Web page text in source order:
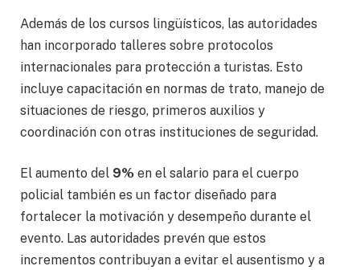
Además de los cursos lingüísticos, las autoridades
han incorporado talleres sobre protocolos
internacionales para protección a turistas. Esto
incluye capacitación en normas de trato, manejo de
situaciones de riesgo, primeros auxilios y
coordinación con otras instituciones de seguridad.
El aumento del 9% en el salario para el cuerpo
policial también es un factor diseñado para
fortalecer la motivación y desempeño durante el
evento. Las autoridades prevén que estos
incrementos contribuyan a evitar el ausentismo y a